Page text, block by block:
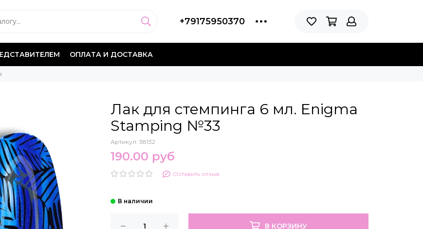
+79175950370
ОПЛАТА И ДОСТАВКА
Лак для стемпинга 6 мл. Enigma
Stamping №33
Артикул: 38132
190.00 руб
Оставить отзыв
В КОРЗИНУ